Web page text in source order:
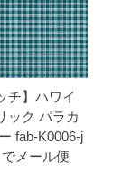
チ】ハワイ
ック パラカ
fab-K0006-j
メール便